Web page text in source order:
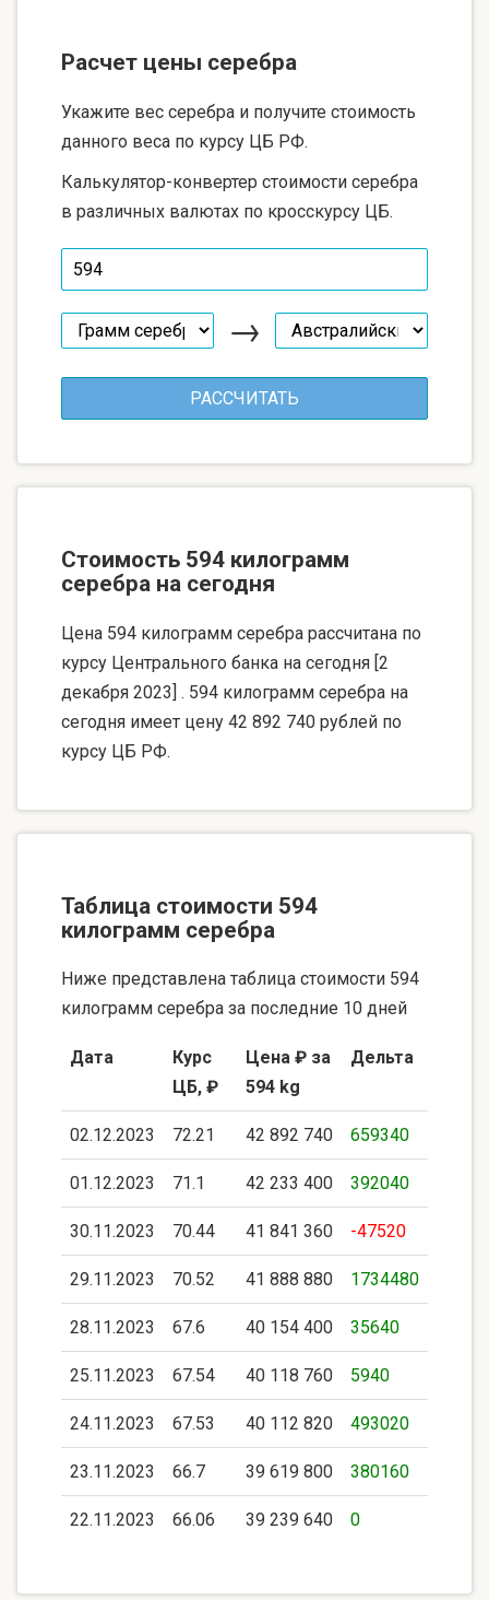
Расчет цены серебра
Укажите вес серебра и получите стоимость
данного веса по курсу ЦБ РФ.
Калькулятор-конвертер стоимости серебра
в различных валютах по кросскурсу ЦБ.
→
Стоимость 594 килограмм
серебра на сегодня
Цена 594 килограмм серебра рассчитана по
курсу Центрального банка на сегодня [2
декабря 2023] . 594 килограмм серебра на
сегодня имеет цену 42 892 740 рублей по
курсу ЦБ РФ.
Таблица стоимости 594
килограмм серебра
Ниже представлена таблица стоимости 594
килограмм серебра за последние 10 дней
Дата
Курс
ЦБ, ₽
Цена ₽ за
594 kg
Дельта
02.12.2023 72.21 42 892 740 659340
01.12.2023 71.1 42 233 400 392040
30.11.2023 70.44 41 841 360 -47520
29.11.2023 70.52 41 888 880 1734480
28.11.2023 67.6 40 154 400 35640
25.11.2023 67.54 40 118 760 5940
24.11.2023 67.53 40 112 820 493020
23.11.2023 66.7 39 619 800 380160
22.11.2023 66.06 39 239 640 0